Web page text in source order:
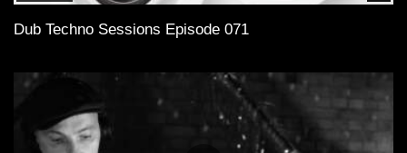
Dub Techno Sessions Episode 071